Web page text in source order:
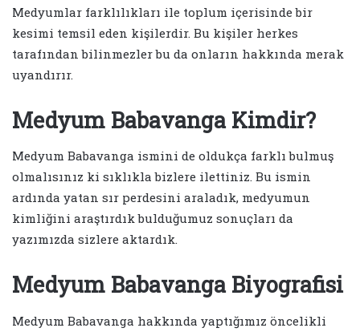
Medyumlar farklılıkları ile toplum içerisinde bir
kesimi temsil eden kişilerdir. Bu kişiler herkes
tarafından bilinmezler bu da onların hakkında merak
uyandırır.
Medyum Babavanga Kimdir?
Medyum Babavanga ismini de oldukça farklı bulmuş
olmalısınız ki sıklıkla bizlere ilettiniz. Bu ismin
ardında yatan sır perdesini araladık, medyumun
kimliğini araştırdık bulduğumuz sonuçları da
yazımızda sizlere aktardık.
Medyum Babavanga Biyografisi
Medyum Babavanga hakkında yaptığımız öncelikli